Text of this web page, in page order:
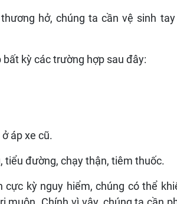
hở, chúng ta cần vệ sinh
kỳ các trường hợp sau đây:
áp xe cũ.
tiểu đường, chạy thận, tiêm thuốc.
cực kỳ nguy hiểm, chúng có thể